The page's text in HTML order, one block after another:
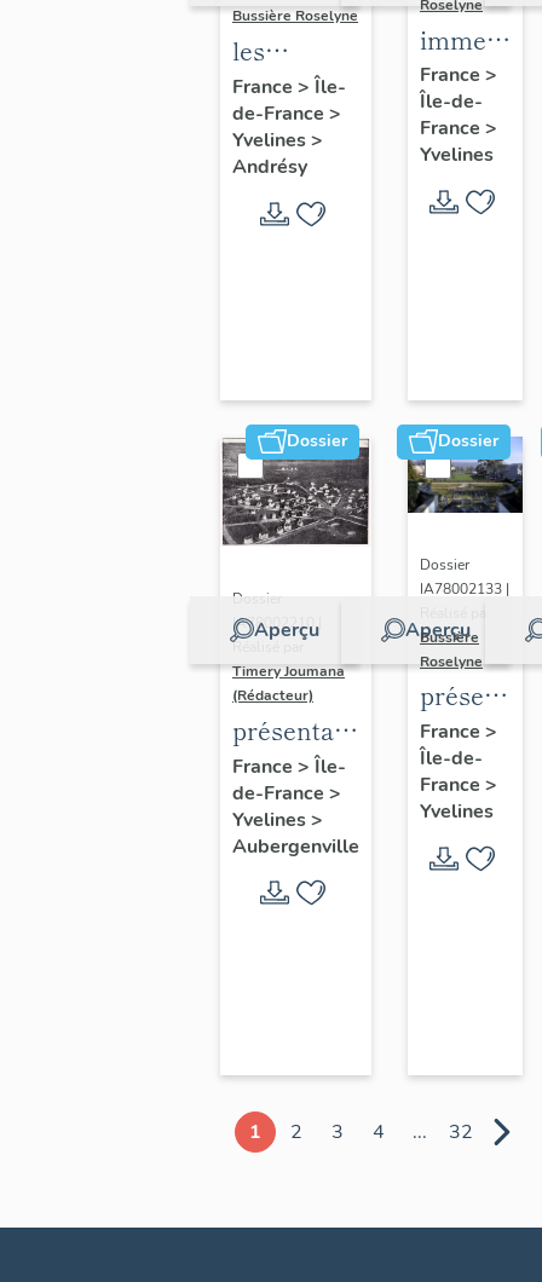
Bussière Roselyne
les
immeubles,
maisons et
fermes du
canton
d'Andrésy
France > Île-
de-France >
Yvelines>
Andrésy
Roselyne
maisons,
fermes
France >
Île-de-
France >
Yvelines
Dossier
Aperçu
Dossier
IA78002210 |
Réalisé par
Timery Joumana
(Rédacteur)
présentation
de l'étude
d'Elisabethville
France > Île-
de-France >
Yvelines>
Aubergenville
Dossier
Aperçu
Dossier
IA78002133 |
Bussière
Roselyne
du
diagnostic
et
France >
Île-de-
France >
Yvelines
1 2 3 4 ... 32